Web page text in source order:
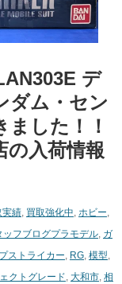
デ
ダム・セン
した！！
の入荷情報
実績, 買取強化中, ホビー,
ッフブログプラモデル, ガ
ストライカー, RG, 模型,
クトグレード, 大和市, 相